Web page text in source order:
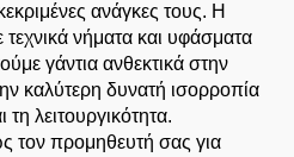
ανάγκες τους. Η
νήματα και υφάσματα
γάντια ανθεκτικά στην
καλύτερη δυνατή ισορροπία
λειτουργικότητα.
τον προμηθευτή σας για